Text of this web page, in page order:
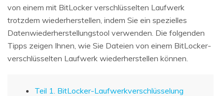
von einem mit BitLocker verschlüsselten Laufwerk
trotzdem wiederherstellen, indem Sie ein spezielles
Datenwiederherstellungstool verwenden. Die folgenden
Tipps zeigen Ihnen, wie Sie Dateien von einem BitLocker-
verschlüsselten Laufwerk wiederherstellen können.
Teil 1. BitLocker-Laufwerkverschlüsselung